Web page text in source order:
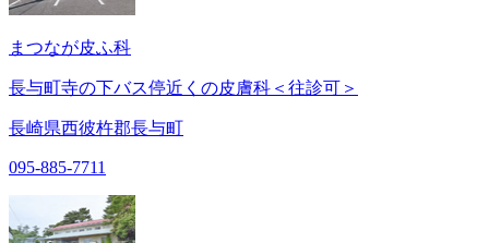
まつなが皮ふ科
長与町寺の下バス停近くの皮膚科＜往診可＞
長崎県西彼杵郡長与町
095-885-7711